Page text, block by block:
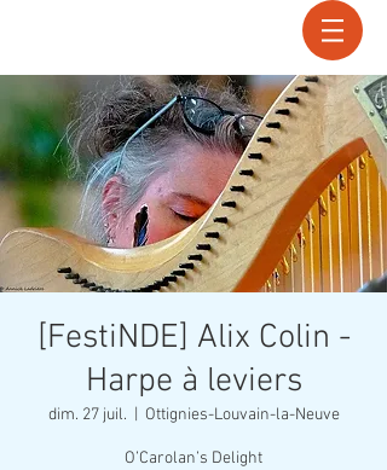
[FestiNDE] Alix Colin -
Harpe à leviers
dim. 27 juil. Ottignies-Louvain-la-Neuve
O’Carolan’s Delight